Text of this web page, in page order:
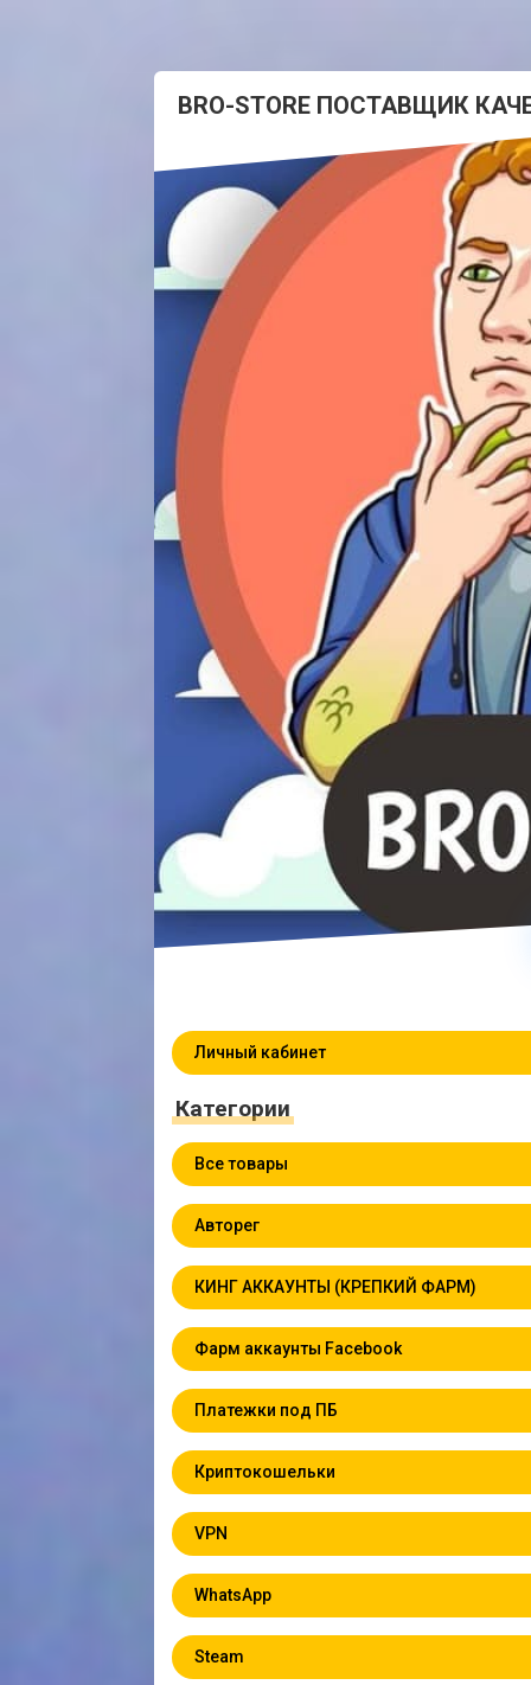
BRO-STORE ПОСТАВЩИК
Личный кабинет
Категории
Все товары
Авторег
КИНГ АККАУНТЫ (КРЕПКИЙ ФАРМ)
Фарм аккаунты Facebook
Платежки под ПБ
Криптокошельки
VPN
WhatsApp
Steam